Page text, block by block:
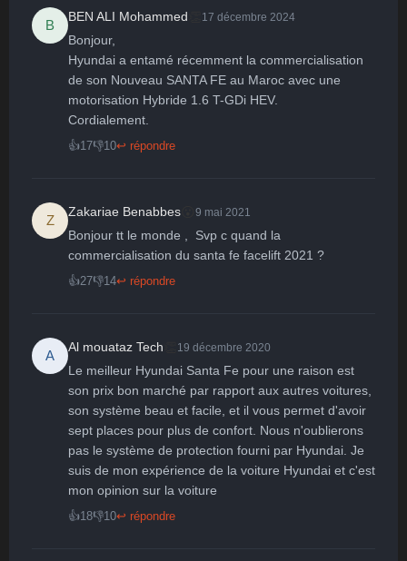
🤩
Parfait
👏
Bravo
😄
Réjoui
🙂
Content
😐
Indifférent
😮
Surpris
😞 😠 😨
B
BEN ALI Mohammed 17 décembre 2024
Bonjour,
Hyundai a entamé récemment la commercialisation
de son Nouveau SANTA FE au Maroc avec une
motorisation Hybride 1.6 T-GDi HEV.
Cordialement.
👍17👎10↩ répondre
Z
Zakariae Benabbes 9 mai 2021
Bonjour tt le monde ,  Svp c quand la
commercialisation du santa fe facelift 2021 ?
👍27👎14↩ répondre
A
Al mouataz Tech 19 décembre 2020
Le meilleur Hyundai Santa Fe pour une raison est
son prix bon marché par rapport aux autres voitures,
son système beau et facile, et il vous permet d'avoir
sept places pour plus de confort. Nous n'oublierons
pas le système de protection fourni par Hyundai. Je
suis de mon expérience de la voiture Hyundai et c'est
mon opinion sur la voiture
👍18👎10↩ répondre